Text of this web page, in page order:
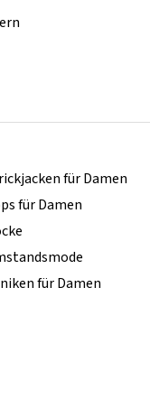
für Damen
für Damen
für Damen